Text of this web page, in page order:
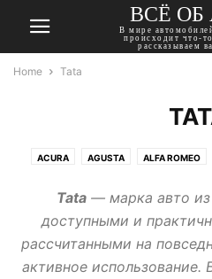
ВСЁ ОБ
В мире
происходит что-
рассказываем
Home Tata
ACURA AGUSTA ALFA ROMEO
CITROEN DACIA DAEWOO
DONGFENG DUCATI FIAT
HARLEY-DAVIDSON HAVAL
INFINITI ISUZU JAGUAR JEEP
Tata — марка авто
доступными и
рассчитанными на
активное использование.